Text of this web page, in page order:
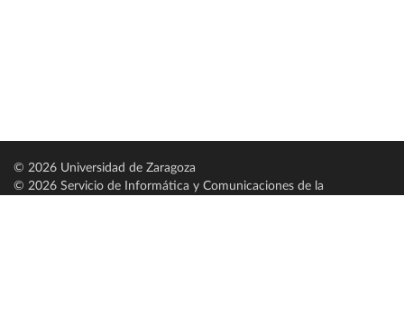
© 2026 Universidad de Zaragoza
© 2026 Servicio de Informática y Comunicaciones de la